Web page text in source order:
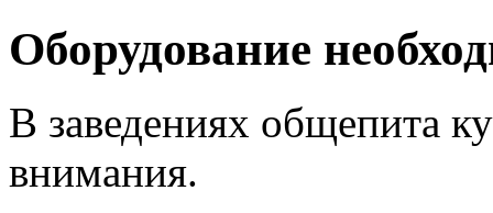
Оборудование
В заведениях общепита
внимания.